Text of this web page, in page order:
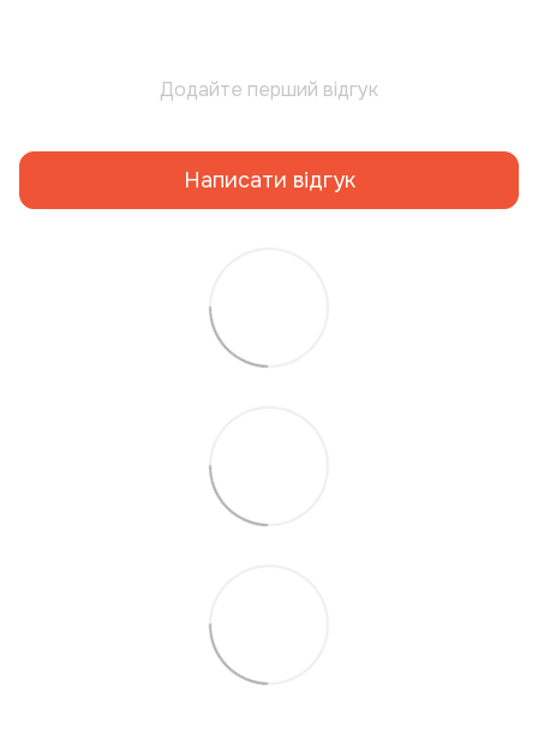
Додайте перший відгук
Написати відгук